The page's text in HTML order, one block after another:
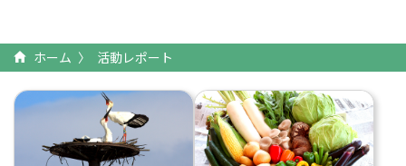
ホーム 活動レポート